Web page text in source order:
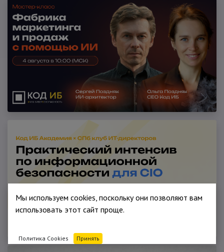
Мы используем cookies, поскольку они позволяют вам
использовать этот сайт проще.
Политика Cookies Принять